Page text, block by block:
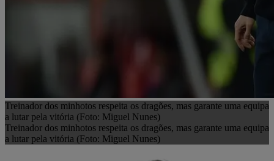
Treinador dos minhotos respeita os dragões, mas garante uma equipa
a lutar pela vitória (Foto: Miguel Nunes)
Treinador dos minhotos respeita os dragões, mas garante uma equipa
a lutar pela vitória (Foto: Miguel Nunes)